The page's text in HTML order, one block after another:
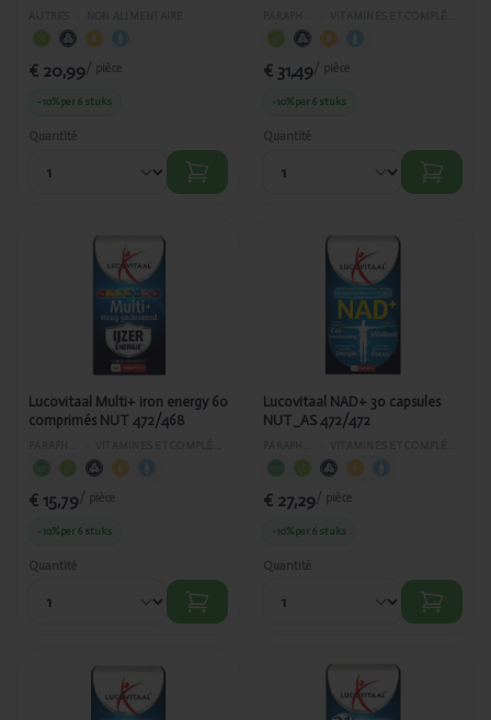
€ 20,99/ pièce
-10%per 6 stuks
Quantité
€ 31,49/ pièce
-10%per 6 stuks
Quantité
Ajouté
Lucovitaal
Multi+ iron
energy 60
comprimés
NUT 472/468
Lucovitaal Multi+ iron energy 60
comprimés NUT 472/468
€ 15,79/ pièce
-10%per 6 stuks
Quantité
Ajouté
Lucovitaal
NAD+ 30
NUT_AS
472/472
Lucovitaal NAD+ 30 capsules
NUT_AS 472/472
€ 27,29/ pièce
-10%per 6 stuks
Quantité
Ajouté
Lucovitaal Pre Lucovitaal
Pré- · pro ·